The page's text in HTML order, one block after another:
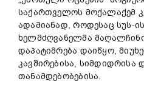
საქართველოს მოქალაქემ
ადამიანად, როდესაც სუს-
ხელმძღვანელმა
დაპატიმრება დაიწყო,
კავშირებისა, სიმდიდრისა
თანამდებობებისა.